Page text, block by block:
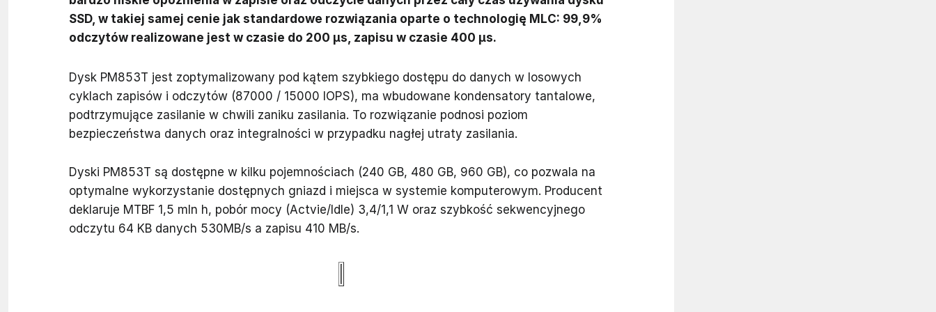
SSD, w takiej samej cenie jak standardowe rozwiązania oparte o technologię MLC: 99,9%
odczytów realizowane jest w czasie do 200 µs, zapisu w czasie 400 µs.
Dysk PM853T jest zoptymalizowany pod kątem szybkiego dostępu do danych w losowych
cyklach zapisów i odczytów (87000 / 15000 IOPS), ma wbudowane kondensatory tantalowe,
podtrzymujące zasilanie w chwili zaniku zasilania. To rozwiązanie podnosi poziom
bezpieczeństwa danych oraz integralności w przypadku nagłej utraty zasilania.
Dyski PM853T są dostępne w kilku pojemnościach (240 GB, 480 GB, 960 GB), co pozwala na
optymalne wykorzystanie dostępnych gniazd i miejsca w systemie komputerowym. Producent
deklaruje MTBF 1,5 mln h, pobór mocy (Actvie/Idle) 3,4/1,1 W oraz szybkość sekwencyjnego
odczytu 64 KB danych 530MB/s a zapisu 410 MB/s.